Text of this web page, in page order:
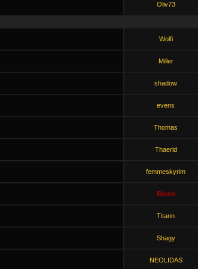
Oliv73
Wolfi
Miller
shadow
evens
Thomas
Thaerid
femmeskyrim
Bioris
Titann
Shagy
NEOLIDAS